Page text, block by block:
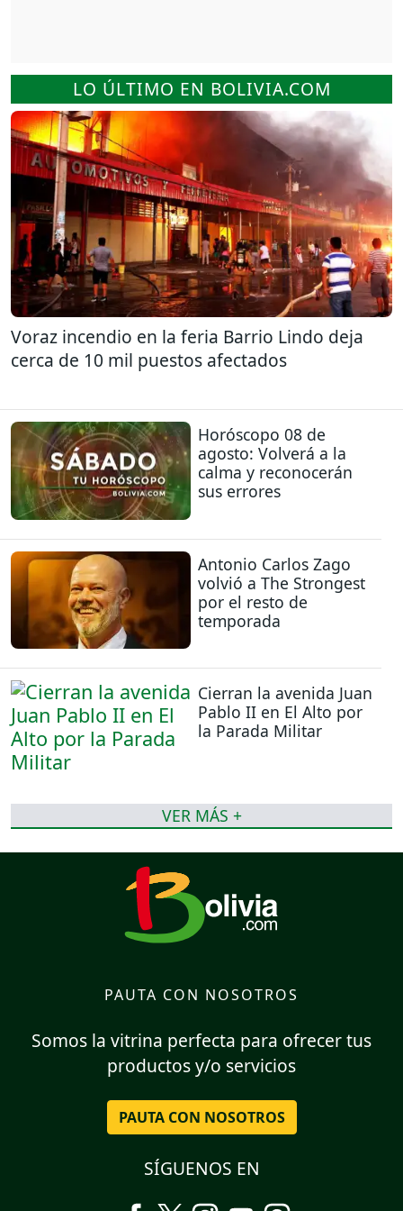
LO ÚLTIMO EN BOLIVIA.COM
Voraz incendio en la feria Barrio Lindo deja
cerca de 10 mil puestos afectados
Horóscopo 08 de
agosto: Volverá a la
calma y reconocerán
sus errores
Antonio Carlos Zago
volvió a The Strongest
por el resto de
temporada
Cierran la avenida Juan
Pablo II en El Alto por
la Parada Militar
VER MÁS +
PAUTA CON NOSOTROS
Somos la vitrina perfecta para ofrecer tus
productos y/o servicios
PAUTA CON NOSOTROS
SÍGUENOS EN